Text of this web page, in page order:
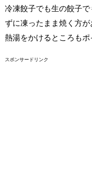
冷凍餃子でも生の餃子
ずに凍ったまま焼く方
熱湯をかけるところもポ
スポンサードリンク